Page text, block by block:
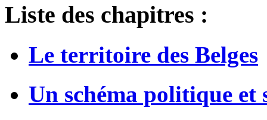
Liste des chapitres :
Le territoire des Belges
Un schéma politique et